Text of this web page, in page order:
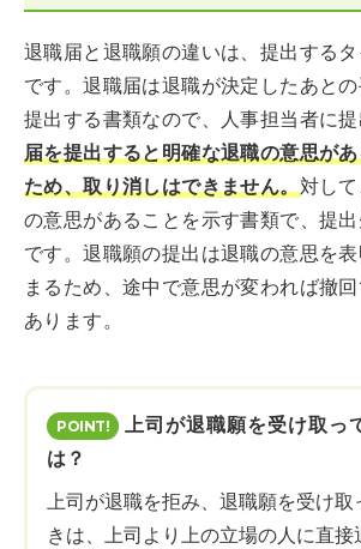
退職届と退職願の違いは、提出する
です。退職届は退職が決定したあと
提出する書類なので、人事担当者に提
届を提出すると明確な退職の意思が
ため、取り消しはできません。対し
の意思があることを示す書類で、提
です。退職願の提出は退職の意思を
まるため、途中で意思が変われば撤
あります。
上司が退職願を受け取っ
は？
上司が退職を拒み、退職願を受け取
きは、上司より上の立場の人に直